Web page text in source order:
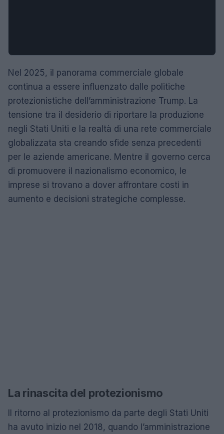
Nel 2025, il panorama commerciale globale
continua a essere influenzato dalle politiche
protezionistiche dell’amministrazione Trump. La
tensione tra il desiderio di riportare la produzione
negli Stati Uniti e la realtà di una rete commerciale
globalizzata sta creando sfide senza precedenti
per le aziende americane. Mentre il governo cerca
di promuovere il nazionalismo economico, le
imprese si trovano a dover affrontare costi in
aumento e decisioni strategiche complesse.
La rinascita del protezionismo
Il ritorno al protezionismo da parte degli Stati Uniti
ha avuto inizio nel 2018, quando l’amministrazione